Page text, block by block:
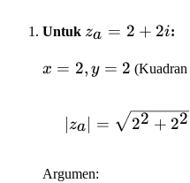
Untuk z_a
2
2i
za = 2 + 2i:
x=2,
x = 2, y = 2 (Kuadran
∣za∣ = 22 + 22
Argumen: